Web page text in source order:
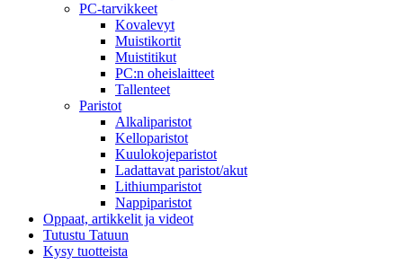
PC-tarvikkeet
Kovalevyt
Muistikortit
Muistitikut
PC:n oheislaitteet
Tallenteet
Paristot
Alkaliparistot
Kelloparistot
Kuulokojeparistot
Ladattavat paristot/akut
Lithiumparistot
Nappiparistot
Oppaat, artikkelit ja videot
Tutustu Tatuun
Kysy tuotteista